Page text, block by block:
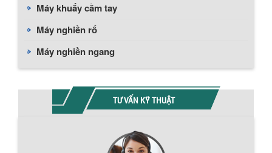
Máy khuấy cầm tay
Máy nghiền rổ
Máy nghiền ngang
TƯ VẤN KỸ THUẬT
BỒN CHỨA GIẢI NHIỆT SƠN, MỰC IN
Bồn chứa giải nhiệt sơn, mực in có cấu